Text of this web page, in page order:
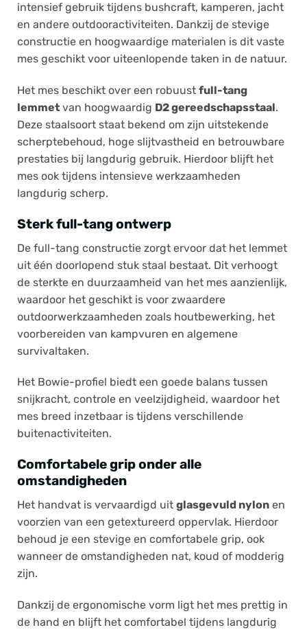
intensief gebruik tijdens bushcraft, kamperen, jacht
en andere outdooractiviteiten. Dankzij de stevige
constructie en hoogwaardige materialen is dit vaste
mes geschikt voor uiteenlopende taken in de natuur.
Het mes beschikt over een robuust full-tang
lemmet van hoogwaardig D2 gereedschapsstaal.
Deze staalsoort staat bekend om zijn uitstekende
scherptebehoud, hoge slijtvastheid en betrouwbare
prestaties bij langdurig gebruik. Hierdoor blijft het
mes ook tijdens intensieve werkzaamheden
langdurig scherp.
Sterk full-tang ontwerp
De full-tang constructie zorgt ervoor dat het lemmet
uit één doorlopend stuk staal bestaat. Dit verhoogt
de sterkte en duurzaamheid van het mes aanzienlijk,
waardoor het geschikt is voor zwaardere
outdoorwerkzaamheden zoals houtbewerking, het
voorbereiden van kampvuren en algemene
survivaltaken.
Het Bowie-profiel biedt een goede balans tussen
snijkracht, controle en veelzijdigheid, waardoor het
mes breed inzetbaar is tijdens verschillende
buitenactiviteiten.
Comfortabele grip onder alle
omstandigheden
Het handvat is vervaardigd uit glasgevuld nylon en
voorzien van een getextureerd oppervlak. Hierdoor
behoud je een stevige en comfortabele grip, ook
wanneer de omstandigheden nat, koud of modderig
zijn.
Dankzij de ergonomische vorm ligt het mes prettig in
de hand en blijft het comfortabel tijdens langdurig